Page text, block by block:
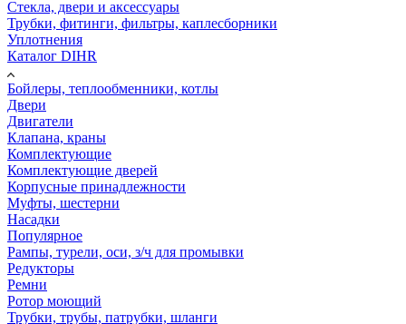
Стекла, двери и аксессуары
Трубки, фитинги, фильтры, каплесборники
Уплотнения
Каталог DIHR
Бойлеры, теплообменники, котлы
Двери
Двигатели
Клапана, краны
Комплектующие
Комплектующие дверей
Корпусные принадлежности
Муфты, шестерни
Насадки
Популярное
Рампы, турели, оси, з/ч для промывки
Редукторы
Ремни
Ротор моющий
Трубки, трубы, патрубки, шланги